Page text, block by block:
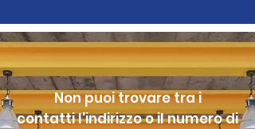
Non puoi trovare tra i
contatti l'indirizzo o il numero di